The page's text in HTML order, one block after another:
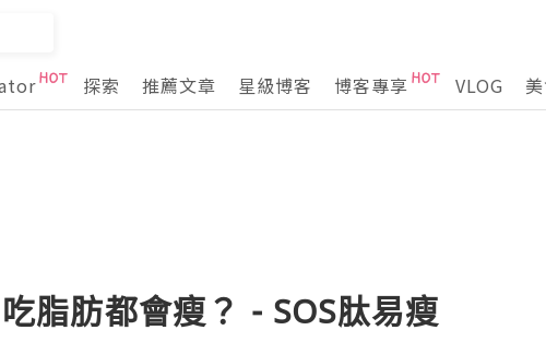
探索 推薦文章 星級博客 博客專享 VLOG
脂肪都會瘦？ - SOS肽易瘦